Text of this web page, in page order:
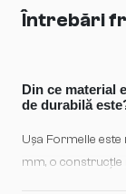
Întrebări
Din ce material
de durabilă
Ușa Formelle
mm, o construcție